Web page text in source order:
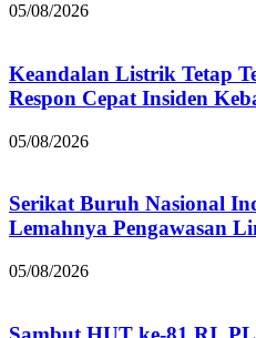
05/08/2026
Keandalan Listrik Tetap
Respon Cepat Insiden
05/08/2026
Serikat Buruh Nasional
Lemahnya Pengawasan
05/08/2026